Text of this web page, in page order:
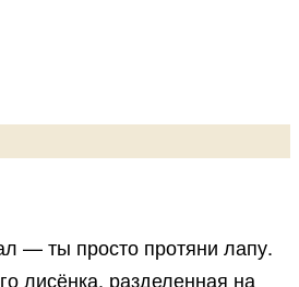
— ты просто протяни лапу.
лисёнка, разделенная на